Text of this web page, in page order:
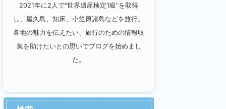
2021年に2人で"世界遺産検定1級"を取得
し、屋久島、知床、小笠原諸島などを旅行。
各地の魅力を伝えたい、旅行のための情報収
集を助けたいとの思いでブログを始めまし
た。